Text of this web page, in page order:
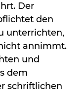
Der
den
unterrichten,
annimmt.
und
dem
schriftlichen